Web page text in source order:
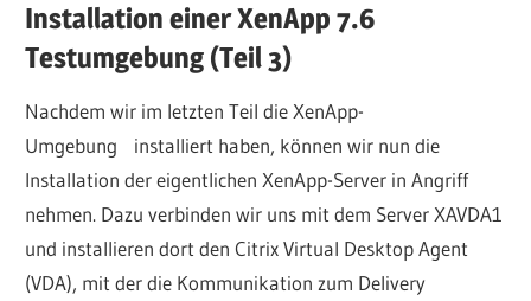
Installation einer XenApp 7.6
Testumgebung (Teil 3)
Nachdem wir im letzten Teil die XenApp-
Umgebung installiert haben, können wir nun die
Installation der eigentlichen XenApp-Server in Angriff
nehmen. Dazu verbinden wir uns mit dem Server XAVDA1
und installieren dort den Citrix Virtual Desktop Agent
(VDA), mit der die Kommunikation zum Delivery